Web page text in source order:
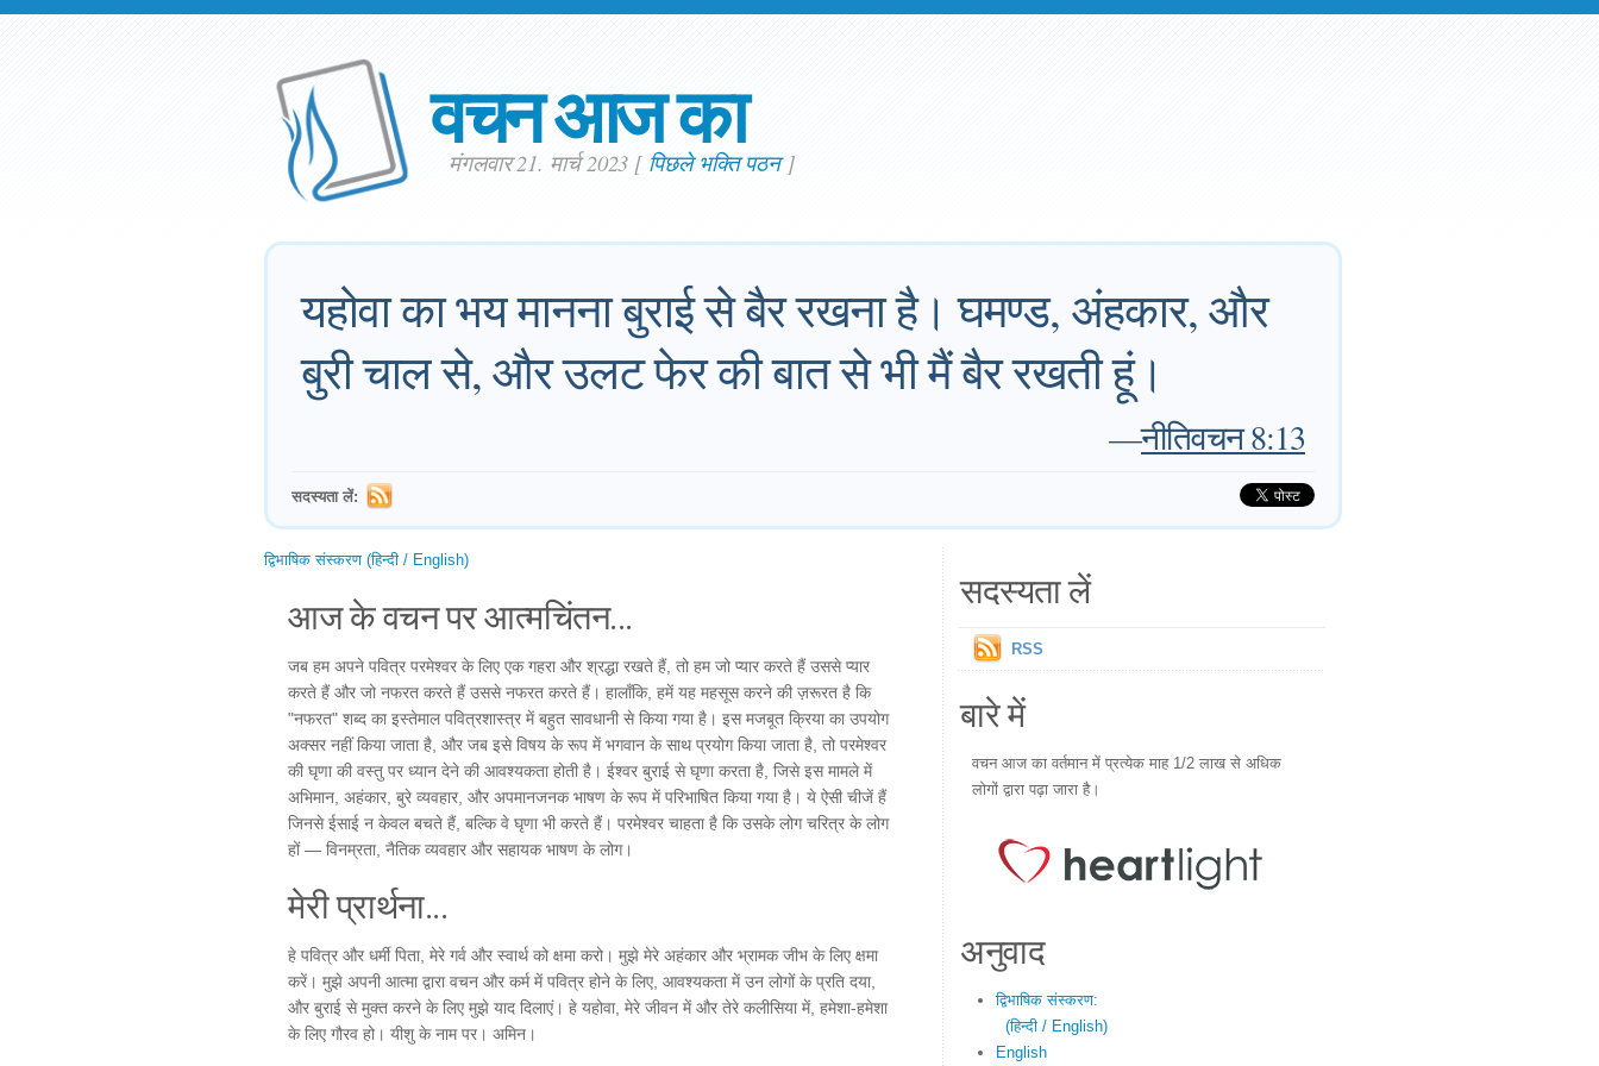
वचन आज का
मंगलवार 21. मार्च 2023 [ पिछले भक्ति पठन]
यहोवा का भय मानना बुराई से बैर रखना है। घमण्ड, अंहकार, और
बुरी चाल से, और उलट फेर की बात से भी मैं बैर रखती हूं।
—नीतिवचन 8:13
सदस्यता लें:
द्विभाषिक संस्करण (हिन्दी / English)
आज के वचन पर आत्मचिंतन...
जब हम अपने पवित्र परमेश्वर के लिए एक गहरा और श्रद्धा रखते हैं, तो हम जो प्यार करते हैं उससे प्यार
करते हैं और जो नफरत करते हैं उससे नफरत करते हैं। हालाँकि, हमें यह महसूस करने की ज़रूरत है कि
"नफरत" शब्द का इस्तेमाल पवित्रशास्त्र में बहुत सावधानी से किया गया है। इस मजबूत क्रिया का उपयोग
अक्सर नहीं किया जाता है, और जब इसे विषय के रूप में भगवान के साथ प्रयोग किया जाता है, तो परमेश्वर
की घृणा की वस्तु पर ध्यान देने की आवश्यकता होती है। ईश्वर बुराई से घृणा करता है, जिसे इस मामले में
अभिमान, अहंकार, बुरे व्यवहार, और अपमानजनक भाषण के रूप में परिभाषित किया गया है। ये ऐसी चीजें हैं
जिनसे ईसाई न केवल बचते हैं, बल्कि वे घृणा भी करते हैं। परमेश्वर चाहता है कि उसके लोग चरित्र के लोग
हों — विनम्रता, नैतिक व्यवहार और सहायक भाषण के लोग।
मेरी प्रार्थना...
हे पवित्र और धर्मी पिता, मेरे गर्व और स्वार्थ को क्षमा करो। मुझे मेरे अहंकार और भ्रामक जीभ के लिए क्षमा
करें। मुझे अपनी आत्मा द्वारा वचन और कर्म में पवित्र होने के लिए, आवश्यकता में उन लोगों के प्रति दया,
और बुराई से मुक्त करने के लिए मुझे याद दिलाएं। हे यहोवा, मेरे जीवन में और तेरे कलीसिया में, हमेशा-हमेशा
के लिए गौरव हो। यीशु के नाम पर। अमिन।
सदस्यता लें
RSS
बारे में
वचन आज का वर्तमान में प्रत्येक माह 1/2 लाख से अधिक
लोगों द्वारा पढ़ा जारा है।
अनुवाद
द्विभाषिक संस्करण:
(हिन्दी / English)
English